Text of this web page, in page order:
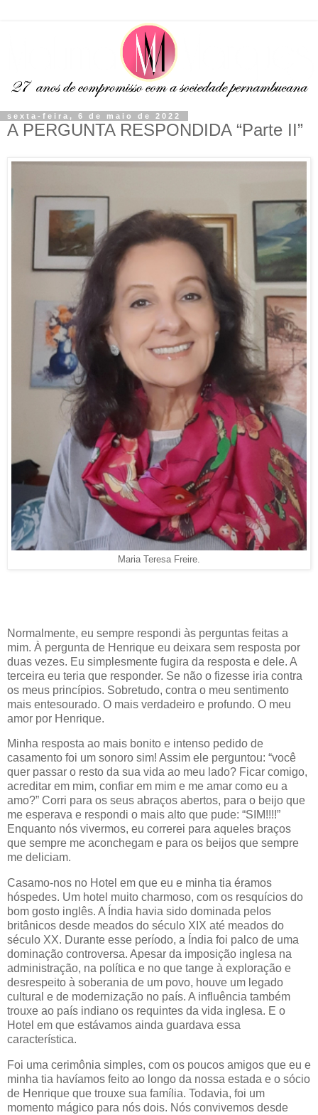
sexta-feira, 6 de maio de 2022
A PERGUNTA RESPONDIDA “Parte II”
Maria Teresa Freire.
Normalmente, eu sempre respondi às perguntas feitas a
mim. À pergunta de Henrique eu deixara sem resposta por
duas vezes. Eu simplesmente fugira da resposta e dele. A
terceira eu teria que responder. Se não o fizesse iria contra
os meus princípios. Sobretudo, contra o meu sentimento
mais entesourado. O mais verdadeiro e profundo. O meu
amor por Henrique.
Minha resposta ao mais bonito e intenso pedido de
casamento foi um sonoro sim! Assim ele perguntou: “você
quer passar o resto da sua vida ao meu lado? Ficar comigo,
acreditar em mim, confiar em mim e me amar como eu a
amo?” Corri para os seus abraços abertos, para o beijo que
me esperava e respondi o mais alto que pude: “SIM!!!!”
Enquanto nós vivermos, eu correrei para aqueles braços
que sempre me aconchegam e para os beijos que sempre
me deliciam.
Casamo-nos no Hotel em que eu e minha tia éramos
hóspedes. Um hotel muito charmoso, com os resquícios do
bom gosto inglês. A Índia havia sido dominada pelos
britânicos desde meados do século XIX até meados do
século XX. Durante esse período, a Índia foi palco de uma
dominação controversa. Apesar da imposição inglesa na
administração, na política e no que tange à exploração e
desrespeito à soberania de um povo, houve um legado
cultural e de modernização no país. A influência também
trouxe ao país indiano os requintes da vida inglesa. E o
Hotel em que estávamos ainda guardava essa
característica.
Foi uma cerimônia simples, com os poucos amigos que eu e
minha tia havíamos feito ao longo da nossa estada e o sócio
de Henrique que trouxe sua família. Todavia, foi um
momento mágico para nós dois. Nós convivemos desde